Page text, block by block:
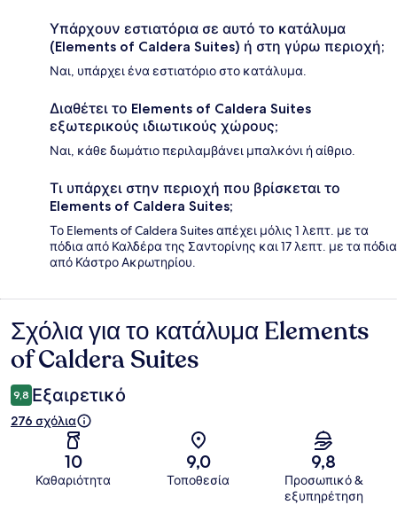
Υπάρχουν εστιατόρια σε αυτό το κατάλυμα
(Elements of Caldera Suites) ή στη γύρω περιοχή;
Ναι, υπάρχει ένα εστιατόριο στο κατάλυμα.
Διαθέτει το Elements of Caldera Suites
εξωτερικούς ιδιωτικούς χώρους;
Ναι, κάθε δωμάτιο περιλαμβάνει μπαλκόνι ή αίθριο.
Τι υπάρχει στην περιοχή που βρίσκεται το
Elements of Caldera Suites;
Το Elements of Caldera Suites απέχει μόλις 1 λεπτ. με τα
πόδια από Καλδέρα της Σαντορίνης και 17 λεπτ. με τα πόδια
από Κάστρο Ακρωτηρίου.
Σχόλια
Σχόλια για το κατάλυμα Elements
of Caldera Suites
9,8 Εξαιρετικό
276 σχόλια
10
Καθαριότητα
9,0
Τοποθεσία
9,8
Προσωπικό &
εξυπηρέτηση